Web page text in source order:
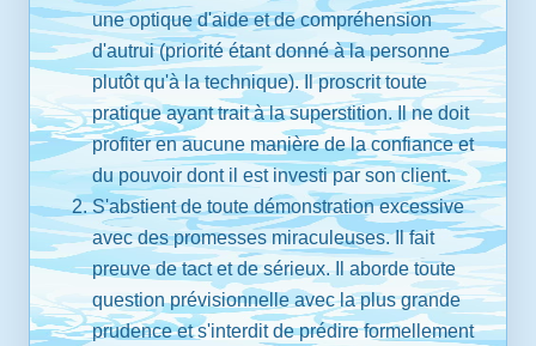
une optique d'aide et de compréhension
d'autrui (priorité étant donné à la personne
plutôt qu'à la technique). Il proscrit toute
pratique ayant trait à la superstition. Il ne doit
profiter en aucune manière de la confiance et
du pouvoir dont il est investi par son client.
S'abstient de toute démonstration excessive
avec des promesses miraculeuses. Il fait
preuve de tact et de sérieux. Il aborde toute
question prévisionnelle avec la plus grande
prudence et s'interdit de prédire formellement